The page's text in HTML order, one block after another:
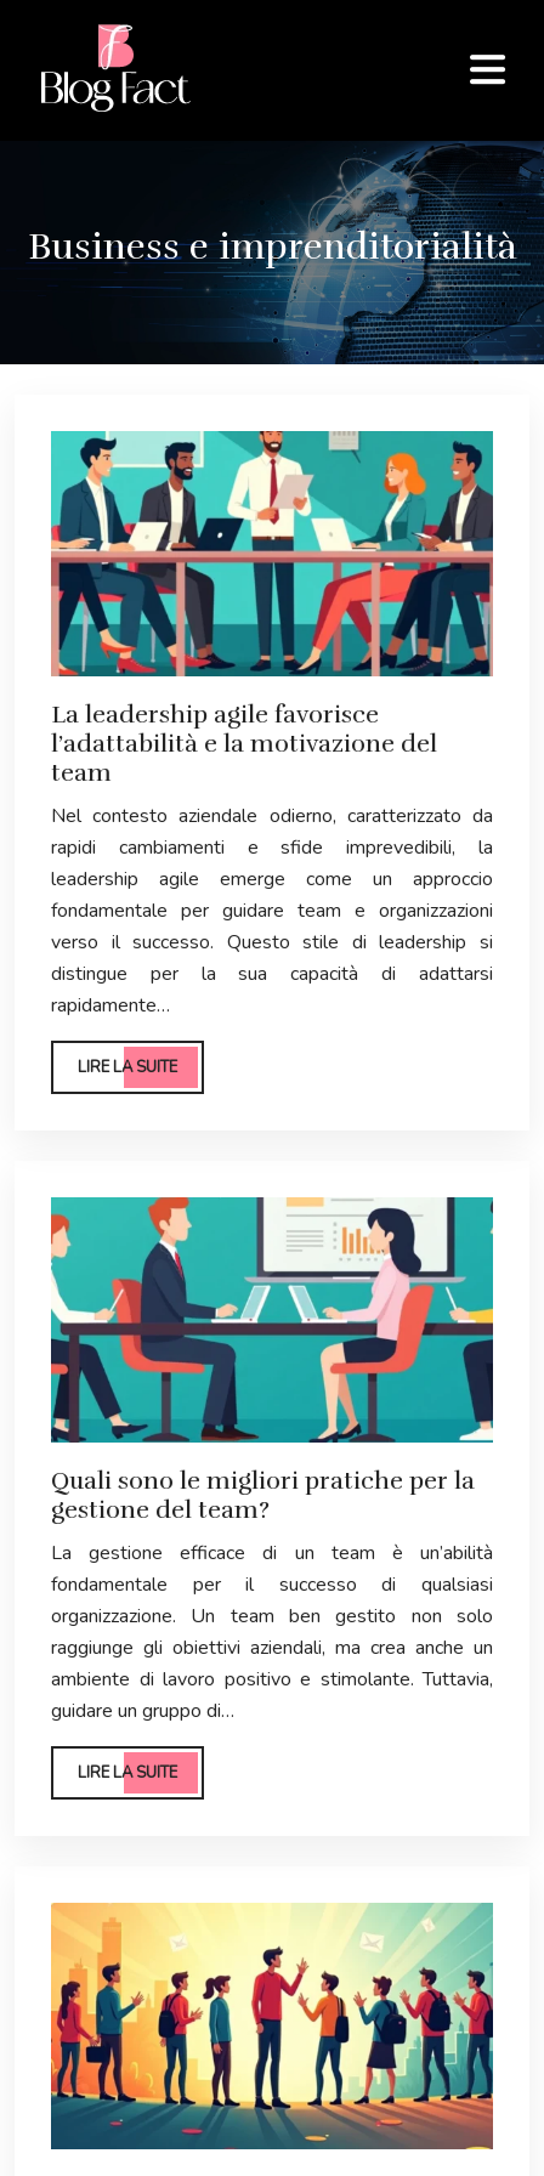
Business e imprenditorialità
La leadership agile favorisce
l’adattabilità e la motivazione del
team
Nel contesto aziendale odierno, caratterizzato da
rapidi cambiamenti e sfide imprevedibili, la
leadership agile emerge come un approccio
fondamentale per guidare team e organizzazioni
verso il successo. Questo stile di leadership si
distingue per la sua capacità di adattarsi
rapidamente…
LIRE LA SUITE
Quali sono le migliori pratiche per la
gestione del team?
La gestione efficace di un team è un’abilità
fondamentale per il successo di qualsiasi
organizzazione. Un team ben gestito non solo
raggiunge gli obiettivi aziendali, ma crea anche un
ambiente di lavoro positivo e stimolante. Tuttavia,
guidare un gruppo di…
LIRE LA SUITE